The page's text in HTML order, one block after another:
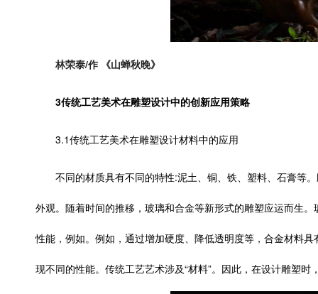
林荣泰/作 《山蝉秋晚》
3传统工艺美术在雕塑设计中的创新应用策略
3.1传统工艺美术在雕塑设计材料中的应用
不同的材质具有不同的特性:泥土、铜、铁、塑料、石膏等
外观。随着时间的推移，玻璃和合金等新形式的雕塑应运而生
性能，例如。例如，通过增加硬度、降低透明度等，合金材料
现不同的性能。传统工艺艺术涉及“材料”。因此，在设计雕塑